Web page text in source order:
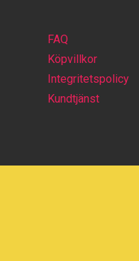
FAQ
Köpvillkor
Integritetspolicy
Kundtjänst